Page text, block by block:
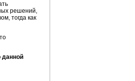
решений,
тогда как
данной